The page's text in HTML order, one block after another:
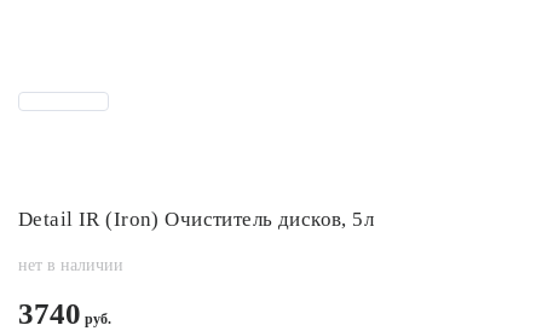
Detail IR (Iron) Очиститель дисков, 5л
нет в наличии
3740